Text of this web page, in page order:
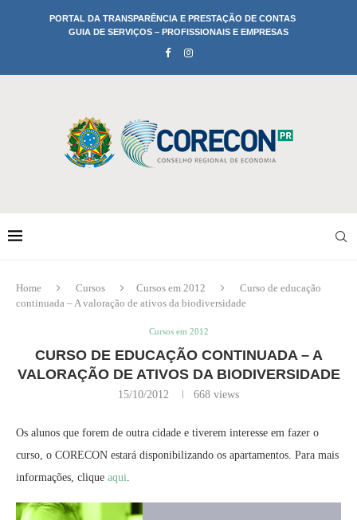
PORTAL DA TRANSPARÊNCIA E PRESTAÇÃO DE CONTAS
GUIA DE SERVIÇOS – PROFISSIONAIS E EMPRESAS
Home Cursos Cursos em 2012
Curso de educação
continuada – A valoração de ativos da biodiversidade
Cursos em 2012
CURSO DE EDUCAÇÃO CONTINUADA – A
VALORAÇÃO DE ATIVOS DA BIODIVERSIDADE
15/10/2012 668 views
Os alunos que forem de outra cidade e tiverem interesse em fazer o
curso, o CORECON estará disponibilizando os apartamentos. Para mais
informações, clique aqui.